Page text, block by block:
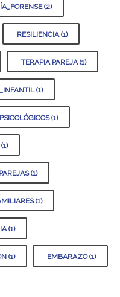
(2)
RESILIENCIA (1)
TERAPIA PAREJA (1)
(1)
(1)
PAREJAS (1)
(1)
(1)
(1) EMBARAZO (1)